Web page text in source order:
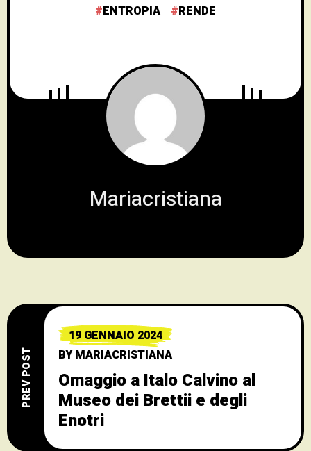
ENTROPIA RENDE
Mariacristiana
PREV POST
19 GENNAIO 2024
BYMARIACRISTIANA
Omaggio a Italo Calvino al
Museo dei Brettii e degli
Enotri